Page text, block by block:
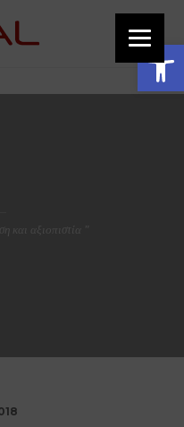
Ανοίξτε τη γραμμή εργαλείων
και αξιοπιστία "